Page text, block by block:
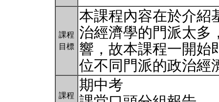
課程
目標
本課程內容在於介紹
治經濟學的門派太多
響，故本課程一開始
位不同門派的政治經
課程
期中考